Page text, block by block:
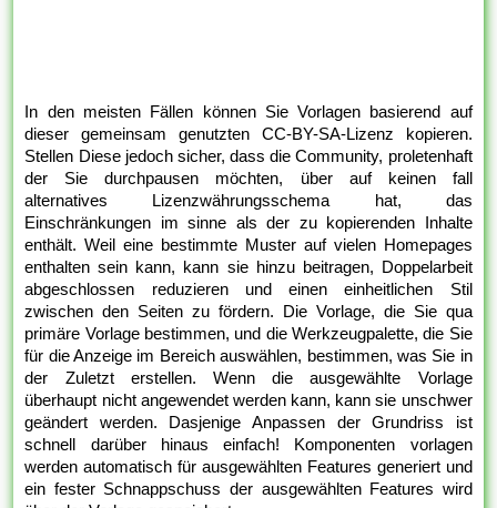
In den meisten Fällen können Sie Vorlagen basierend auf
dieser gemeinsam genutzten CC-BY-SA-Lizenz kopieren.
Stellen Diese jedoch sicher, dass die Community, proletenhaft
der Sie durchpausen möchten, über auf keinen fall
alternatives Lizenzwährungsschema hat, das
Einschränkungen im sinne als der zu kopierenden Inhalte
enthält. Weil eine bestimmte Muster auf vielen Homepages
enthalten sein kann, kann sie hinzu beitragen, Doppelarbeit
abgeschlossen reduzieren und einen einheitlichen Stil
zwischen den Seiten zu fördern. Die Vorlage, die Sie qua
primäre Vorlage bestimmen, und die Werkzeugpalette, die Sie
für die Anzeige im Bereich auswählen, bestimmen, was Sie in
der Zuletzt erstellen. Wenn die ausgewählte Vorlage
überhaupt nicht angewendet werden kann, kann sie unschwer
geändert werden. Dasjenige Anpassen der Grundriss ist
schnell darüber hinaus einfach! Komponenten vorlagen
werden automatisch für ausgewählten Features generiert und
ein fester Schnappschuss der ausgewählten Features wird